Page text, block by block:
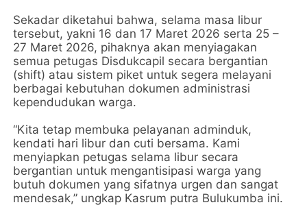
Sekadar diketahui bahwa, selama masa libur
tersebut, yakni 16 dan 17 Maret 2026 serta 25 –
27 Maret 2026, pihaknya akan menyiagakan
semua petugas Disdukcapil secara bergantian
(shift) atau sistem piket untuk segera melayani
berbagai kebutuhan dokumen administrasi
kependudukan warga.
“Kita tetap membuka pelayanan adminduk,
kendati hari libur dan cuti bersama. Kami
menyiapkan petugas selama libur secara
bergantian untuk mengantisipasi warga yang
butuh dokumen yang sifatnya urgen dan sangat
mendesak,” ungkap Kasrum putra Bulukumba ini.